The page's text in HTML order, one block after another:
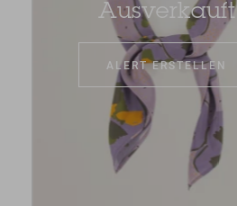
Ausverkauft
ALERT ERSTELLEN